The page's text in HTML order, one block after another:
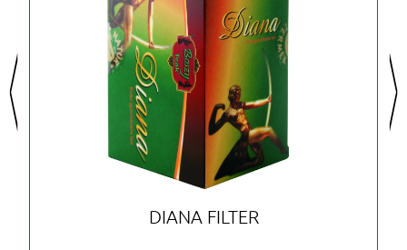
<
DIANA FILTER
>